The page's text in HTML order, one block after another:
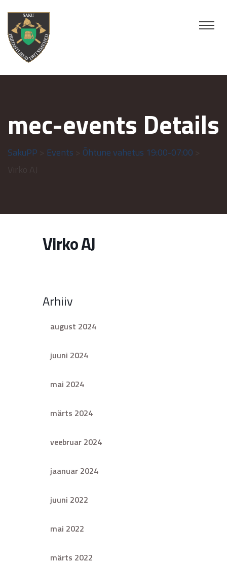
mec-events Details
SakuPP Events Õhtune vahetus 19:00-07:00
Virko AJ
Arhiiv
august 2024
juuni 2024
mai 2024
märts 2024
veebruar 2024
jaanuar 2024
juuni 2022
mai 2022
märts 2022